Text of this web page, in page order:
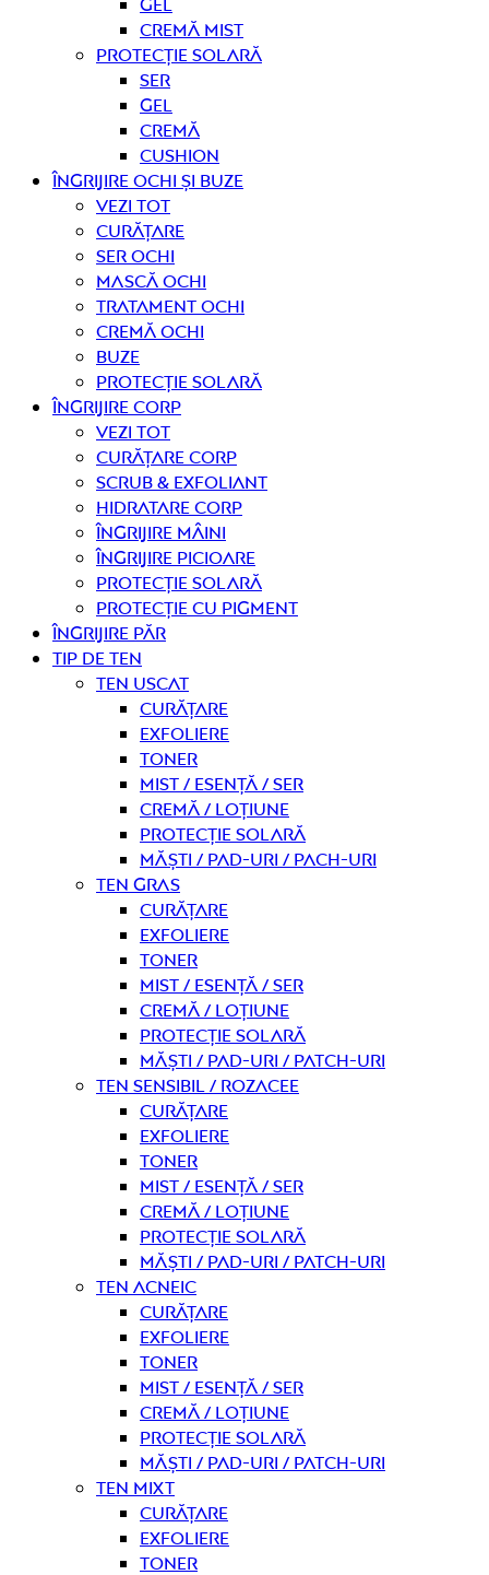
Cremă mist
Protecție solară
Ser
Gel
Cremă
Cushion
Îngrijire OCHI ȘI BUZE
Vezi tot
curățare
Ser ochi
Mască ochi
Tratament ochi
Cremă ochi
Buze
Protecție solară
Îngrijire CORP
Vezi tot
curățare corp
Scrub & exfoliant
Hidratare corp
Îngrijire mâini
Îngrijire picioare
Protecție solară
Protecție cu pigment
Îngrijire PĂR
TIP DE TEN
Ten uscat
curățare
Exfoliere
Toner
Mist / Esență / Ser
Cremă / Loțiune
Protecție solară
Măști / Pad-uri / Pach-uri
Ten gras
curățare
Exfoliere
Toner
Mist / Esență / Ser
Cremă / Loțiune
Protecție solară
Măști / Pad-uri / Patch-uri
Ten sensibil / rozacee
curățare
Exfoliere
Toner
Mist / Esență / Ser
Cremă / Loțiune
Protecție solară
Măști / Pad-uri / Patch-uri
Ten acneic
curățare
Exfoliere
Toner
Mist / Esență / Ser
Cremă / Loțiune
Protecție solară
Măști / Pad-uri / Patch-uri
Ten mixt
curățare
Exfoliere
Toner